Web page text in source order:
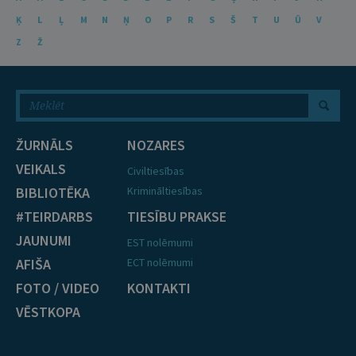
Ķ
L Ļ M N Ņ O P R S Š T U Ū
V
Z
Ž
ŽURNĀLS
VEIKALS
BIBLIOTĒKA
#TEIRDARBS
JAUNUMI
AFIŠA
FOTO / VIDEO
VĒSTKOPA
NOZARES
Civiltiesības
Krimināltiesības
TIESĪBU PRAKSE
EST nolēmumi
ECT nolēmumi
KONTAKTI